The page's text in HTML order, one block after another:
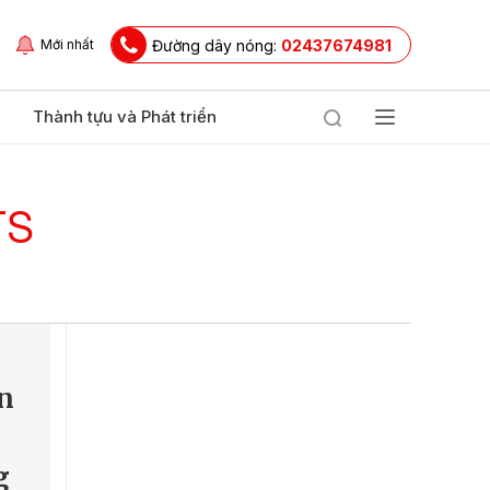
Mới nhất Đường dây nóng: 02437674981
Thành tựu và Phát triển